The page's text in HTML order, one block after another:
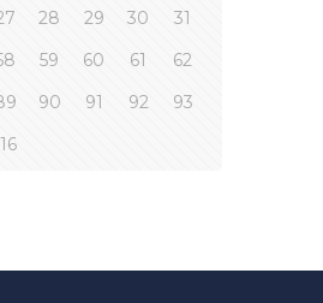
28 29 30
31
59 60 61
62
90 91 92
93